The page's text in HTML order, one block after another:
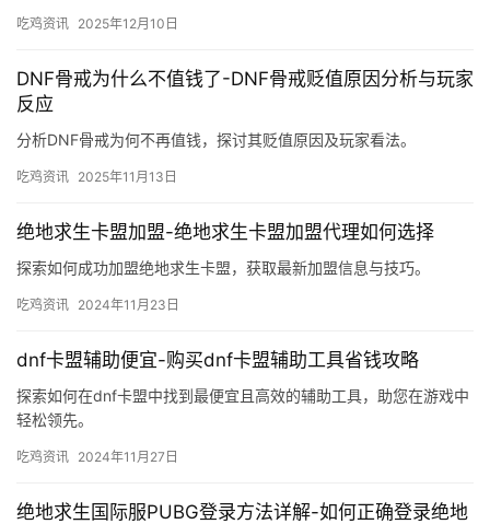
吃鸡资讯 2025年12月10日
DNF骨戒为什么不值钱了-DNF骨戒贬值原因分析与玩家
反应
分析DNF骨戒为何不再值钱，探讨其贬值原因及玩家看法。
吃鸡资讯 2025年11月13日
绝地求生卡盟加盟-绝地求生卡盟加盟代理如何选择
探索如何成功加盟绝地求生卡盟，获取最新加盟信息与技巧。
吃鸡资讯 2024年11月23日
dnf卡盟辅助便宜-购买dnf卡盟辅助工具省钱攻略
探索如何在dnf卡盟中找到最便宜且高效的辅助工具，助您在游戏中
轻松领先。
吃鸡资讯 2024年11月27日
绝地求生国际服PUBG登录方法详解-如何正确登录绝地